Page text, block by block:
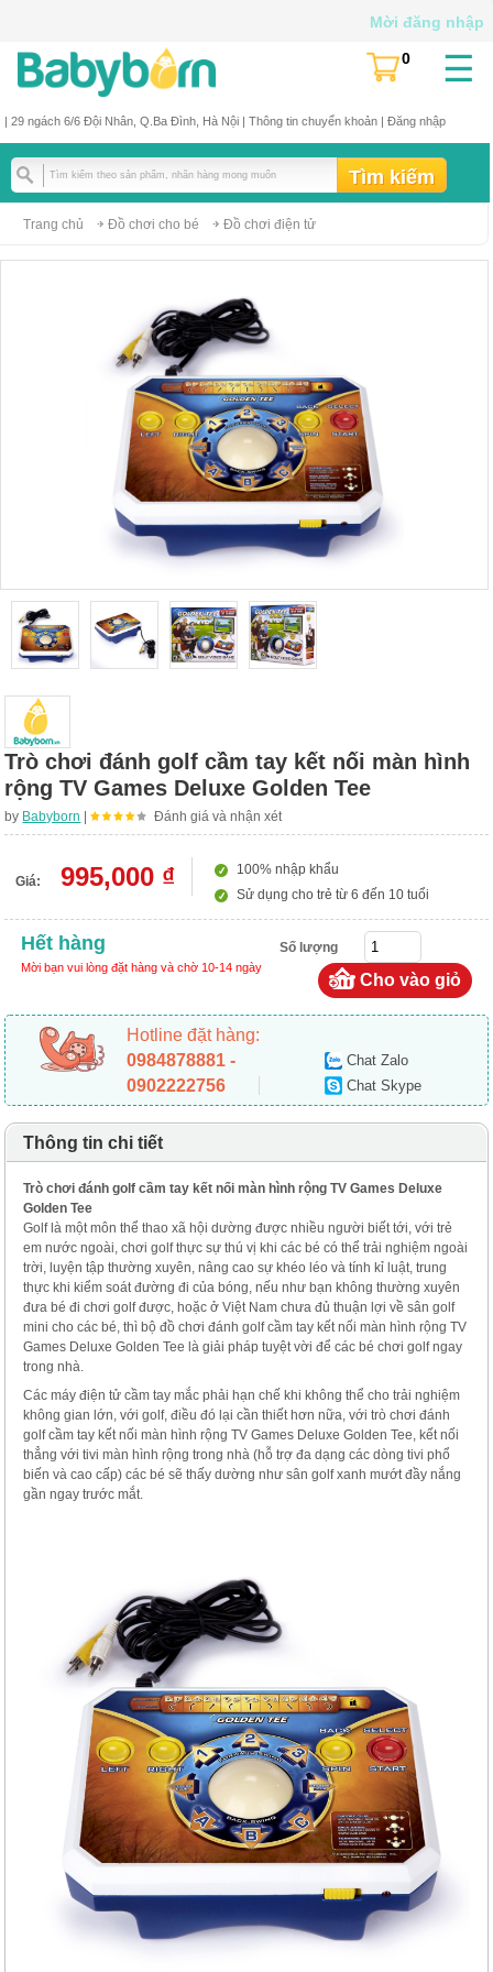
| 29 ngách 6/6 Đội Nhân, Q.Ba Đình, Hà Nội | Thông tin chuyển khoản| Đăng nhập
☰
(
0
Mời đăng nhập
Trang chủ Đồ chơi cho bé Đồ chơi điện tử
Trò chơi đánh golf cầm tay kết nối màn hình
rộng TV Games Deluxe Golden Tee
by Babyborn | Đánh giá và nhận xét
Giá: 995,000 ₫
100% nhập khẩu
Sử dụng cho trẻ từ 6 đến 10 tuổi
Hết hàng
Mời bạn vui lòng đặt hàng và chờ 10-14 ngày
Số lượng
Hotline đặt hàng:
0984878881 -
0902222756
Chat Zalo
Chat Skype
Thông tin chi tiết
Trò chơi đánh golf cầm tay kết nối màn hình rộng TV Games Deluxe
Golden Tee
Golf là một môn thể thao xã hội dường được nhiều người biết tới, với trẻ
em nước ngoài, chơi golf thực sự thú vị khi các bé có thể trải nghiệm ngoài
trời, luyện tập thường xuyên, nâng cao sự khéo léo và tính kỉ luật, trung
thực khi kiểm soát đường đi của bóng, nếu như bạn không thường xuyên
đưa bé đi chơi golf được, hoặc ở Việt Nam chưa đủ thuận lợi về sân golf
mini cho các bé, thì bộ đồ chơi đánh golf cầm tay kết nối màn hình rộng TV
Games Deluxe Golden Tee là giải pháp tuyệt vời để các bé chơi golf ngay
trong nhà.
Các máy điện tử cầm tay mắc phải hạn chế khi không thể cho trải nghiệm
không gian lớn, với golf, điều đó lại cần thiết hơn nữa, với trò chơi đánh
golf cầm tay kết nối màn hình rộng TV Games Deluxe Golden Tee, kết nối
thẳng với tivi màn hình rộng trong nhà (hỗ trợ đa dạng các dòng tivi phổ
biến và cao cấp) các bé sẽ thấy dường như sân golf xanh mướt đầy nắng
gần ngay trước mắt.